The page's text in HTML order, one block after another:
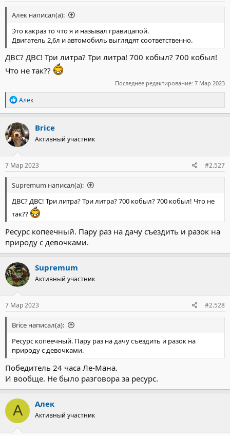
Алек написал(а):
Это какраз то что я и называл гравицапой.
Двигатель 2,6л и автомобиль выглядят соответственно.
ДВС? ДВС! Три литра? Три литра! 700 кобыл? 700 кобыл!
Что не так??
Последнее редактирование: 7 Мар 2023
Р
е
а
к
ц
и
и
:
Алек
Brice
Активный участник
7 Мар 2023 #2.527
Supremum написал(а):
ДВС? ДВС! Три литра? Три литра? 700 кобыл? 700 кобыл! Что не
так??
Ресурс копеечный. Пару раз на дачу съездить и разок на
природу с девочками.
Supremum
Активный участник
7 Мар 2023 #2.528
Brice написал(а):
Ресурс копеечный. Пару раз на дачу съездить и разок на
природу с девочками.
Победитель 24 часа Ле-Мана.
И вообще. Не было разговора за ресурс.
А Алек
Активный участник